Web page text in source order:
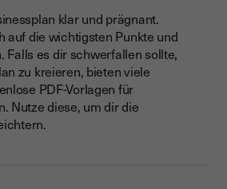
klar und prägnant.
auf die wichtigsten Punkte und
Falls es dir schwerfallen sollte,
zu kreieren, bieten viele
PDF-Vorlagen für
Nutze diese, um dir die